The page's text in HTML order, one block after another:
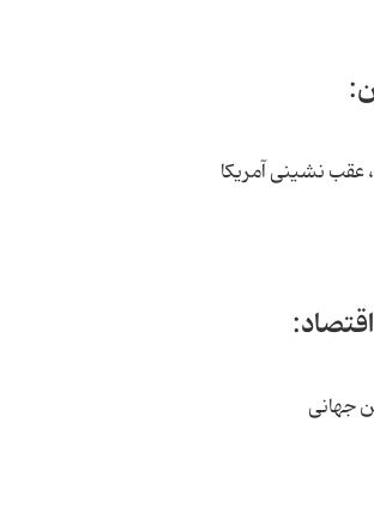
عقب نشینی آمریکا